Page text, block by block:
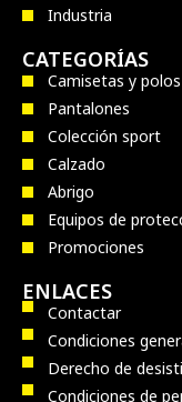
Industria
CATEGORÍAS
Camisetas y polos
Pantalones
Colección sport
Calzado
Abrigo
Equipos de
Promociones
ENLACES
Contactar
Condiciones
Derecho de
Condiciones de